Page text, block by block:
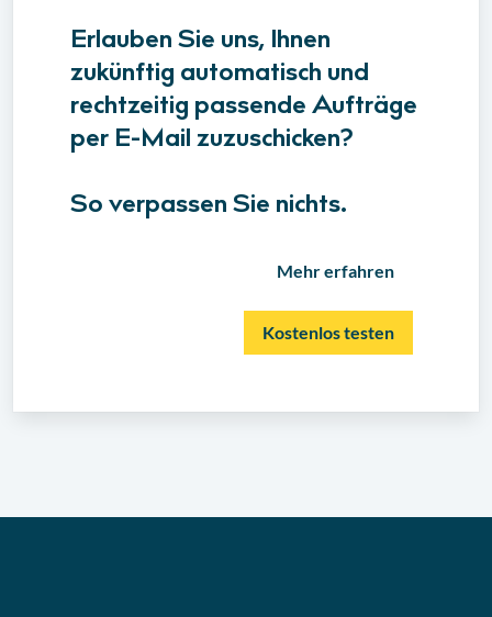
Erlauben Sie uns, Ihnen
zukünftig automatisch und
rechtzeitig passende Aufträge
per E-Mail zuzuschicken?
So verpassen Sie nichts.
Mehr erfahren
Kostenlos testen